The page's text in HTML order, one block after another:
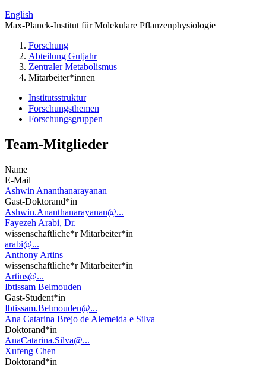
English
Max-Planck-Institut für Molekulare Pflanzenphysiologie
Forschung
Abteilung Gutjahr
Zentraler Metabolismus
Mitarbeiter*innen
Institutsstruktur
Forschungsthemen
Forschungsgruppen
Team-Mitglieder
Name
E-Mail
Ashwin Ananthanarayanan
Gast-Doktorand*in
Ashwin.Ananthanarayanan@...
Fayezeh Arabi, Dr.
wissenschaftliche*r Mitarbeiter*in
arabi@...
Anthony Artins
wissenschaftliche*r Mitarbeiter*in
Artins@...
Ibtissam Belmouden
Gast-Student*in
Ibtissam.Belmouden@...
Ana Catarina Brejo de Alemeida e Silva
Doktorand*in
AnaCatarina.Silva@...
Xufeng Chen
Doktorand*in